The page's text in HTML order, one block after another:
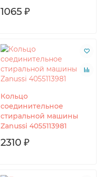
1065 ₽
Кольцо
соединительное
стиральной машины
Zanussi 4055113981
2310 ₽